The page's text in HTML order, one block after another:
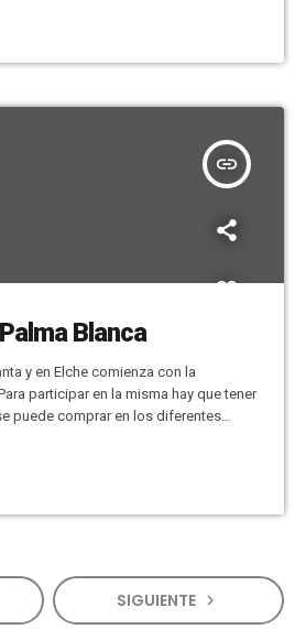
ha habido stands con muchas
insert_link
Blanca
y en Elche comienza con la
participar en la misma hay que tener
puede comprar en los diferentes
diferentes lugares de Elche. Este
SIGUIENTE navigate_next